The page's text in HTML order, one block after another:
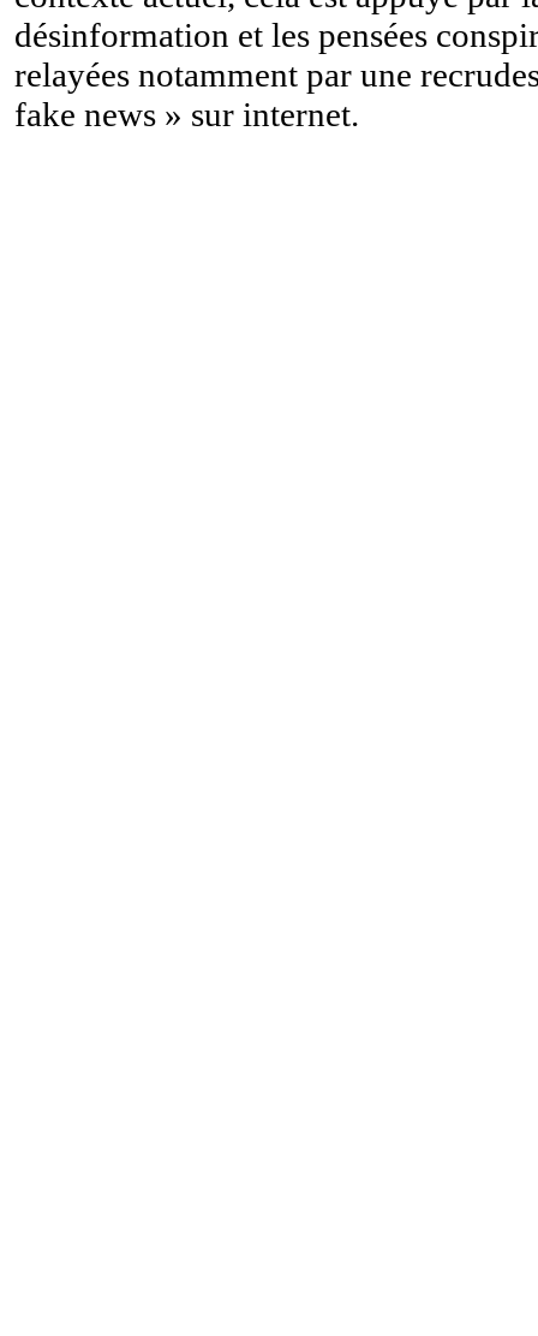
désinformation et les pensées
relayées notamment par une
fake news » sur internet.